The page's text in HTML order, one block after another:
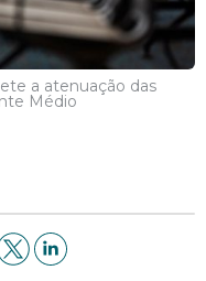
a atenuação das
Médio